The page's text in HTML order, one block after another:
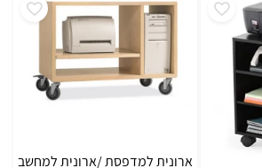
ארונית למדפסת /ארונית למחשב